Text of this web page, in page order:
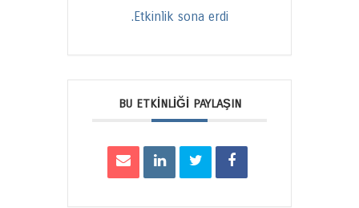
Etkinlik sona erdi.
BU ETKINLIĞI PAYLAŞIN